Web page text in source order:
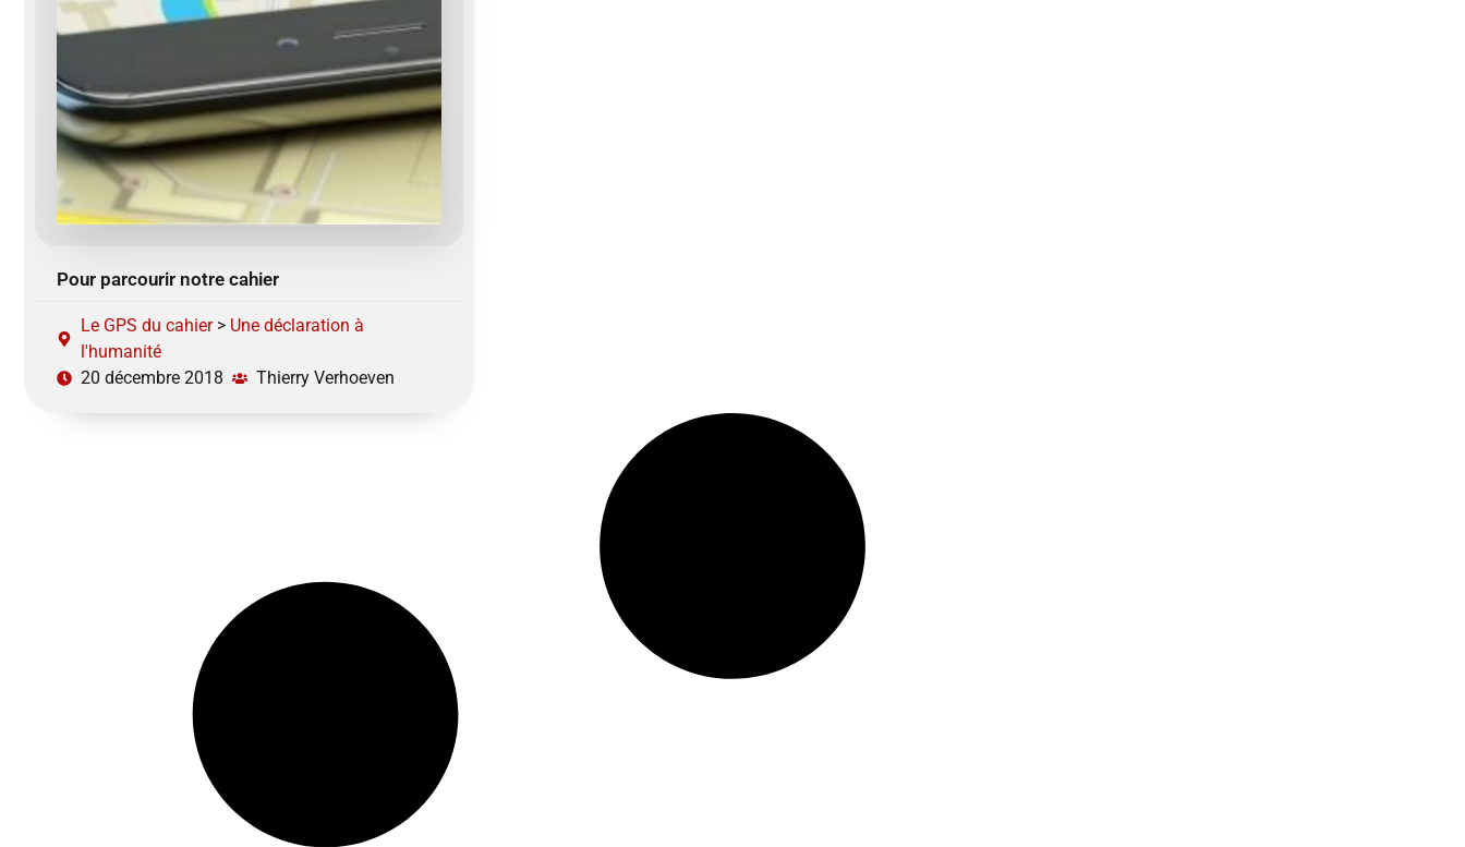
Pour parcourir notre cahier
Le GPS du cahier> Une déclaration à
l'humanité
20 décembre 2018
Thierry Verhoeven